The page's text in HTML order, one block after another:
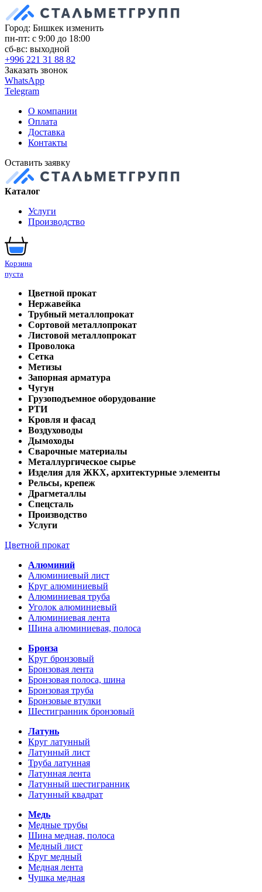
Город: Бишкек изменить
пн-пт: с 9:00 до 18:00
сб-вс: выходной
+996 221 31 88 82
Заказать звонок
WhatsApp
Telegram
О компании
Оплата
Доставка
Контакты
Оставить заявку
Каталог
Услуги
Производство
Корзина
пуста
Цветной прокат
Нержавейка
Трубный металлопрокат
Сортовой металлопрокат
Листовой металлопрокат
Проволока
Сетка
Метизы
Запорная арматура
Чугун
Грузоподъемное оборудование
РТИ
Кровля и фасад
Воздуховоды
Дымоходы
Сварочные материалы
Металлургическое сырье
Изделия для ЖКХ, архитектурные элементы
Рельсы, крепеж
Драгметаллы
Спецсталь
Производство
Услуги
Цветной прокат
Алюминий
Алюминиевый лист
Круг алюминиевый
Алюминиевая труба
Уголок алюминиевый
Алюминиевая лента
Шина алюминиевая, полоса
Бронза
Круг бронзовый
Бронзовая лента
Бронзовая полоса, шина
Бронзовая труба
Бронзовые втулки
Шестигранник бронзовый
Латунь
Круг латунный
Латунный лист
Труба латунная
Латунная лента
Латунный шестигранник
Латунный квадрат
Медь
Медные трубы
Шина медная, полоса
Медный лист
Круг медный
Медная лента
Чушка медная